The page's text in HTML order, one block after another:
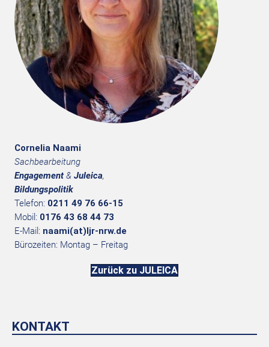
Cornelia Naami
Sachbearbeitung
Engagement & Juleica,
Bildungspolitik
Telefon: 0211 49 76 66-15
Mobil: 0176 43 68 44 73
E-Mail: naami(at)ljr-nrw.de
Bürozeiten: Montag – Freitag
Zurück zu JULEICA
KONTAKT